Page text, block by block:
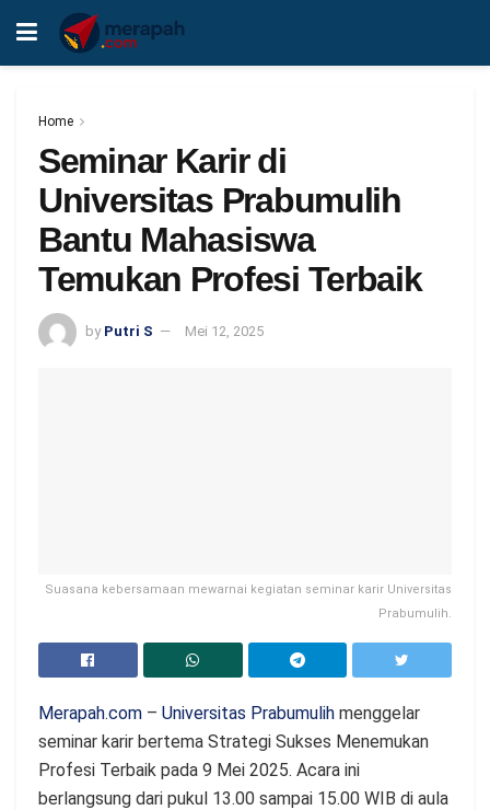
Home
Seminar Karir di
Universitas Prabumulih
Bantu Mahasiswa
Temukan Profesi Terbaik
by Putri S Mei 12, 2025
Suasana kebersamaan mewarnai kegiatan seminar karir Universitas
Prabumulih.
Merapah.com – Universitas Prabumulih menggelar
seminar karir bertema Strategi Sukses Menemukan
Profesi Terbaik pada 9 Mei 2025. Acara ini
berlangsung dari pukul 13.00 sampai 15.00 WIB di aula